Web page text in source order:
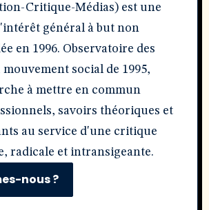
Critique-Médias) est une
général à but non
en 1996. Observatoire des
social de 1995,
à mettre en commun
savoirs théoriques et
au service d'une critique
radicale et intransigeante.
nous ?